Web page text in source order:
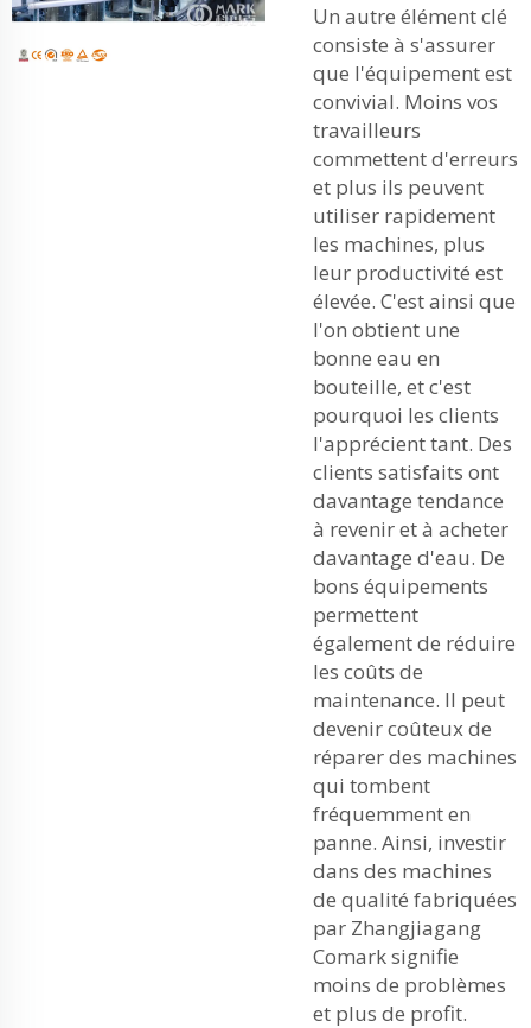
Un autre élément clé
consiste à s'assurer
que l'équipement est
convivial. Moins vos
travailleurs
commettent d'erreurs
et plus ils peuvent
utiliser rapidement
les machines, plus
leur productivité est
élevée. C'est ainsi que
l'on obtient une
bonne eau en
bouteille, et c'est
pourquoi les clients
l'apprécient tant. Des
clients satisfaits ont
davantage tendance
à revenir et à acheter
davantage d'eau. De
bons équipements
permettent
également de réduire
les coûts de
maintenance. Il peut
devenir coûteux de
réparer des machines
qui tombent
fréquemment en
panne. Ainsi, investir
dans des machines
de qualité fabriquées
par Zhangjiagang
Comark signifie
moins de problèmes
et plus de profit.